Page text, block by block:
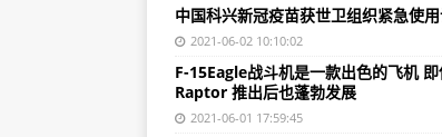
国家海洋预报台：6月我
中国“人造小太阳”再创世
云南象群“一路向北”这
中国科兴新冠疫苗获世卫组织紧急使
2021-06-02 10:10:02
F-15Eagle战斗机是一款出色的飞机
Raptor 推出后也蓬勃发展
2021-06-01 17:59:45